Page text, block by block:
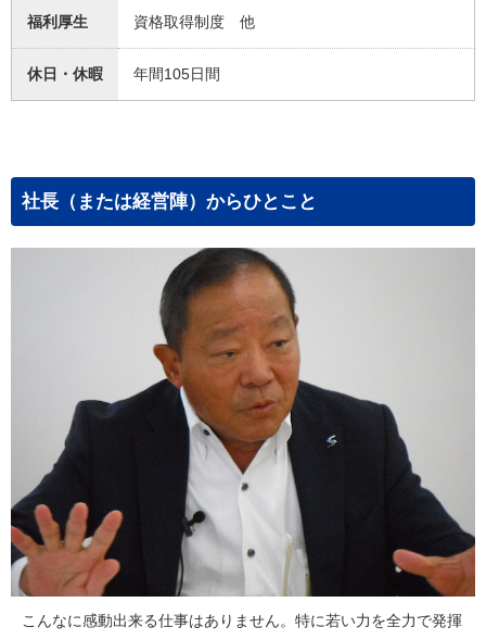
福利厚生 資格取得制度 他
休日・休暇 年間105日間
社長（または経営陣）からひとこと
こんなに感動出来る仕事はありません。特に若い力を全力で発揮